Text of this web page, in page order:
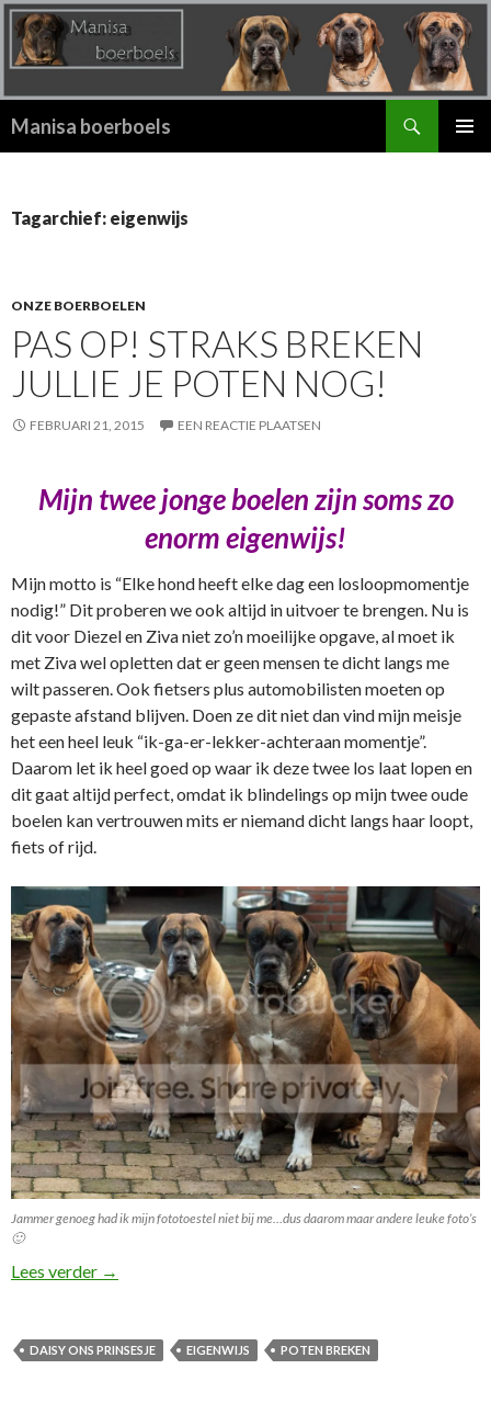
Manisa boerboels
Tagarchief: eigenwijs
ONZE BOERBOELEN
PAS OP! STRAKS BREKEN
JULLIE JE POTEN NOG!
FEBRUARI 21, 2015 EEN REACTIE PLAATSEN
Mijn twee jonge boelen zijn soms zo
enorm eigenwijs!
Mijn motto is “Elke hond heeft elke dag een losloopmomentje
nodig!” Dit proberen we ook altijd in uitvoer te brengen. Nu is
dit voor Diezel en Ziva niet zo’n moeilijke opgave, al moet ik
met Ziva wel opletten dat er geen mensen te dicht langs me
wilt passeren. Ook fietsers plus automobilisten moeten op
gepaste afstand blijven. Doen ze dit niet dan vind mijn meisje
het een heel leuk “ik-ga-er-lekker-achteraan momentje”.
Daarom let ik heel goed op waar ik deze twee los laat lopen en
dit gaat altijd perfect, omdat ik blindelings op mijn twee oude
boelen kan vertrouwen mits er niemand dicht langs haar loopt,
fiets of rijd.
Jammer genoeg had ik mijn fototoestel niet bij me…dus daarom maar andere leuke foto’s
🙂
Lees verder Pas op! Straks breken jullie je poten nog!
→
DAISY ONS PRINSESJE EIGENWIJS POTEN BREKEN